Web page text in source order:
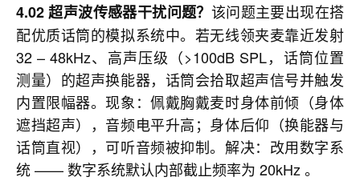
4.02 超声波传感器干扰问题？ 该问题主要出现在搭
配优质话筒的模拟系统中。若无线领夹麦靠近发射
32 – 48kHz、高声压级（>100dB SPL，话筒位置
测量）的超声换能器，话筒会拾取超声信号并触发
内置限幅器。现象：佩戴胸戴麦时身体前倾（身体
遮挡超声），音频电平升高；身体后仰（换能器与
话筒直视），可听音频被抑制。解决：改用数字系
统 —— 数字系统默认内部截止频率为 20kHz 。